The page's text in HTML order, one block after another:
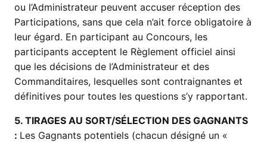
ou l’Administrateur peuvent accuser réception des
Participations, sans que cela n’ait force obligatoire à
leur égard. En participant au Concours, les
participants acceptent le Règlement officiel ainsi
que les décisions de l’Administrateur et des
Commanditaires, lesquelles sont contraignantes et
définitives pour toutes les questions s’y rapportant.
5. TIRAGES AU SORT/SÉLECTION DES GAGNANTS
: Les Gagnants potentiels (chacun désigné un «